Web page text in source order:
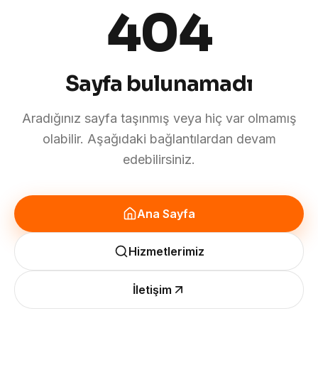
404
Sayfa bulunamadı
Aradığınız sayfa taşınmış veya hiç var olmamış
olabilir. Aşağıdaki bağlantılardan devam
edebilirsiniz.
Ana Sayfa
Hizmetlerimiz
İletişim